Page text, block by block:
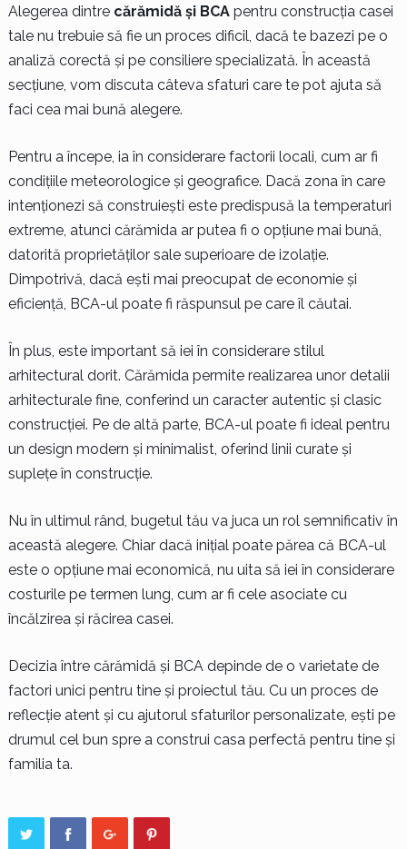
Alegerea dintre cărămidă și BCApentru construcția casei
tale nu trebuie să fie un proces dificil, dacă te bazezi pe o
analiză corectă și pe consiliere specializată. În această
secțiune, vom discuta câteva sfaturi care te pot ajuta să
faci cea mai bună alegere.
Pentru a începe, ia în considerare factorii locali, cum ar fi
condițiile meteorologice și geografice. Dacă zona în care
intenționezi să construiești este predispusă la temperaturi
extreme, atunci cărămida ar putea fi o opțiune mai bună,
datorită proprietăților sale superioare de izolație.
Dimpotrivă, dacă ești mai preocupat de economie și
eficiență, BCA-ul poate fi răspunsul pe care îl căutai.
În plus, este important să iei în considerare stilul
arhitectural dorit. Cărămida permite realizarea unor detalii
arhitecturale fine, conferind un caracter autentic și clasic
construcției. Pe de altă parte, BCA-ul poate fi ideal pentru
un design modern și minimalist, oferind linii curate și
suplețe în construcție.
Nu în ultimul rând, bugetul tău va juca un rol semnificativ în
această alegere. Chiar dacă inițial poate părea că BCA-ul
este o opțiune mai economică, nu uita să iei în considerare
costurile pe termen lung, cum ar fi cele asociate cu
încălzirea și răcirea casei.
Decizia între cărămidă și BCA depinde de o varietate de
factori unici pentru tine și proiectul tău. Cu un proces de
reflecție atent și cu ajutorul sfaturilor personalizate, ești pe
drumul cel bun spre a construi casa perfectă pentru tine și
familia ta.